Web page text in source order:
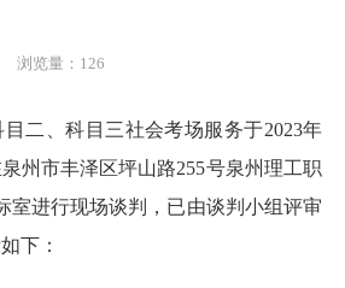
浏览量： 126
、科目三社会考场服务于2023年
州市丰泽区坪山路255号泉州理工职
室进行现场谈判，已由谈判小组评审
下：